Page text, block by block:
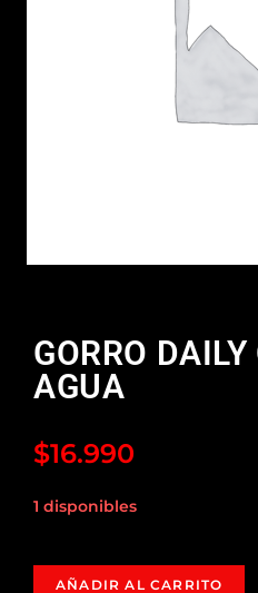
GORRO DAILY
AGUA
$16.990
1 disponibles
AÑADIR AL CARRITO